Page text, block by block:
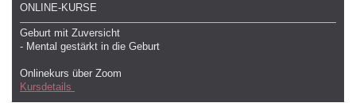
ONLINE-KURSE
Geburt mit Zuversicht
- Mental gestärkt in die Geburt
Onlinekurs über Zoom
Kursdetails